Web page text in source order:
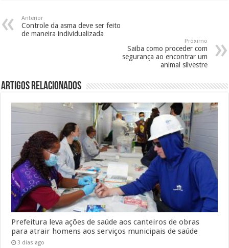
Anterior
Controle da asma deve ser feito
de maneira individualizada
Próximo
Saiba como proceder com
segurança ao encontrar um
animal silvestre
Artigos Relacionados
Prefeitura leva ações de saúde aos canteiros de obras
para atrair homens aos serviços municipais de saúde
3 dias ago